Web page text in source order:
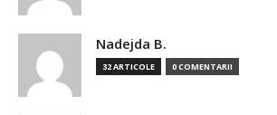
Nadejda B.
32 ARTICOLE 0 COMENTARII